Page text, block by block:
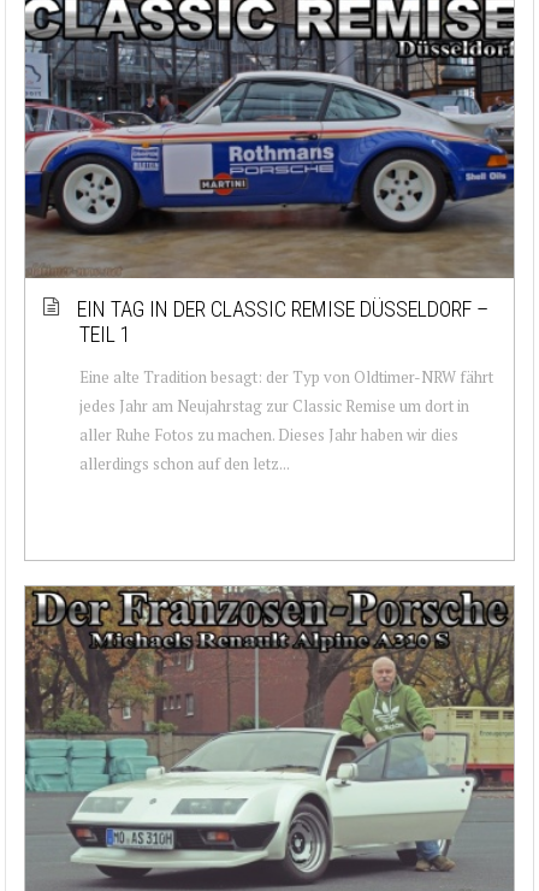
EIN TAG IN DER CLASSIC REMISE DÜSSELDORF –
TEIL 1
Eine alte Tradition besagt: der Typ von Oldtimer-NRW fährt
jedes Jahr am Neujahrstag zur Classic Remise um dort in
aller Ruhe Fotos zu machen. Dieses Jahr haben wir dies
allerdings schon auf den letz...